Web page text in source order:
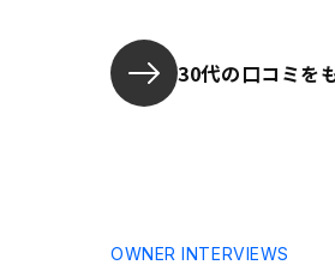
30代の口コミを
OWNER INTERVIEWS